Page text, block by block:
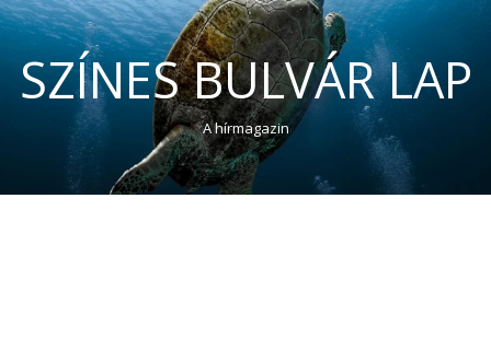
SZÍNES BULVÁR LAP
A hírmagazin